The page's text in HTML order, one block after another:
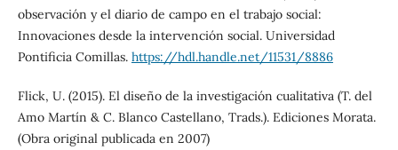
observación y el diario de campo en el trabajo social:
Innovaciones desde la intervención social. Universidad
Pontificia Comillas. https://hdl.handle.net/11531/8886
Flick, U. (2015). El diseño de la investigación cualitativa (T. del
Amo Martín & C. Blanco Castellano, Trads.). Ediciones Morata.
(Obra original publicada en 2007)